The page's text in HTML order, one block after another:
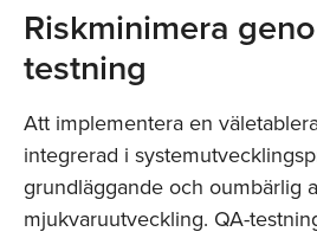
Riskminimera
testning
Att implementera en
integrerad i
grundläggande och oumbärlig
mjukvaruutveckling. QA-